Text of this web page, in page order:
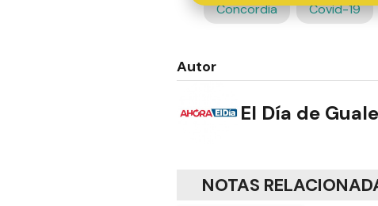
Concordia Covid-19
Autor
El Día de
NOTAS